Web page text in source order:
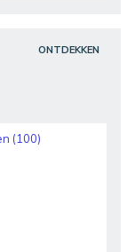
ONTDEKKEN